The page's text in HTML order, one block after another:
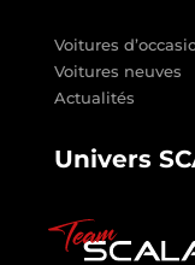
Voitures
Voitures neuves
Actualités
Univers